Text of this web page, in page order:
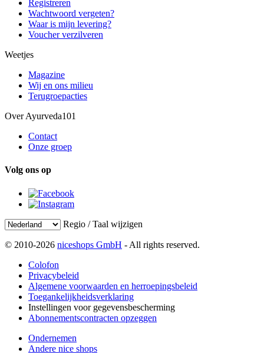
Registreren
Wachtwoord vergeten?
Waar is mijn levering?
Voucher verzilveren
Weetjes
Magazine
Wij en ons milieu
Terugroepacties
Over Ayurveda101
Contact
Onze groep
Volg ons op
Regio / Taal wijzigen
© 2010-2026 niceshops GmbH - All rights reserved.
Colofon
Privacybeleid
Algemene voorwaarden en herroepingsbeleid
Toegankelijkheidsverklaring
Instellingen voor gegevensbescherming
Abonnementscontracten opzeggen
Ondernemen
Andere nice shops